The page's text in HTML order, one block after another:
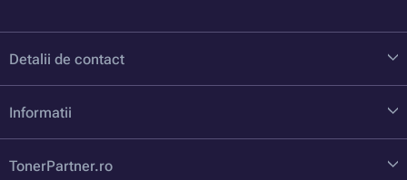
Detalii de contact
Informatii
TonerPartner.ro